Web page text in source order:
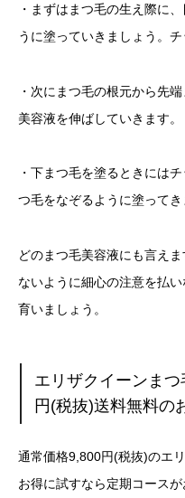
・まずはまつ毛の生え際に
うに塗っていきましょう。
・次にまつ毛の根元から先
美容液を伸ばしていきます。
・下まつ毛を塗るときには
つ毛をなぞるように塗ってき
どのまつ毛美容液にも言え
ないように細心の注意を払
育いましょう。
エリザクイーンま
円(税抜)送料無料の
通常価格9,800円(税抜)のエ
お得に試すなら定期コース